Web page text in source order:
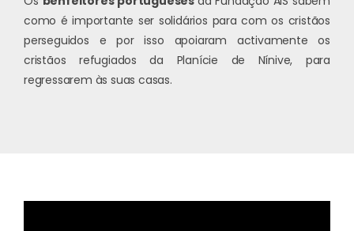
como é importante ser solidários para com os cristãos
perseguidos e por isso apoiaram activamente os
cristãos refugiados da Planície de Nínive, para
regressarem às suas casas.